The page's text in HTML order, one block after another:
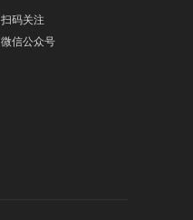
扫码关注
微信公众号